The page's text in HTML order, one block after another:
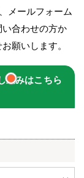
、メールフォーム
合わせの方か
願いします。
込みはこちら